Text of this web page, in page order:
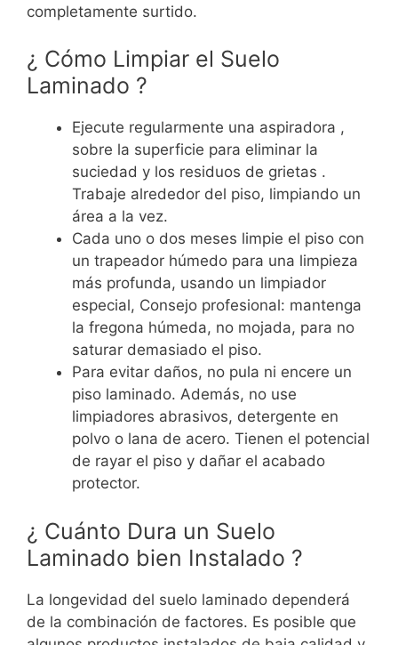
completamente surtido.
¿ Cómo Limpiar el Suelo
Laminado ?
Ejecute regularmente una aspiradora ,
sobre la superficie para eliminar la
suciedad y los residuos de grietas .
Trabaje alrededor del piso, limpiando un
área a la vez.
Cada uno o dos meses limpie el piso con
un trapeador húmedo para una limpieza
más profunda, usando un limpiador
especial, Consejo profesional: mantenga
la fregona húmeda, no mojada, para no
saturar demasiado el piso.
Para evitar daños, no pula ni encere un
piso laminado. Además, no use
limpiadores abrasivos, detergente en
polvo o lana de acero. Tienen el potencial
de rayar el piso y dañar el acabado
protector.
¿ Cuánto Dura un Suelo
Laminado bien Instalado ?
La longevidad del suelo laminado dependerá
de la combinación de factores. Es posible que